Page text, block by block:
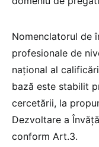
Nomenclatorul de
profesionale de
național al
bază este stabilit
cercetării, la
Dezvoltare a
conform Art.3.